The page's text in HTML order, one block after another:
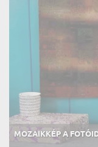
MOZAIKKÉP A